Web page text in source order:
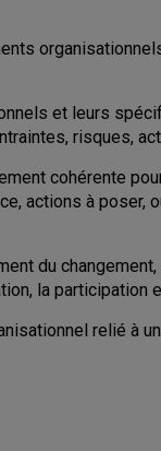
et leurs
risques,
cohérente
actions à poser,
du
la participation
relié à